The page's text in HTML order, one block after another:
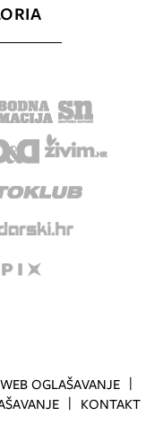
WEB OGLAŠAVANJE
KONTAKT